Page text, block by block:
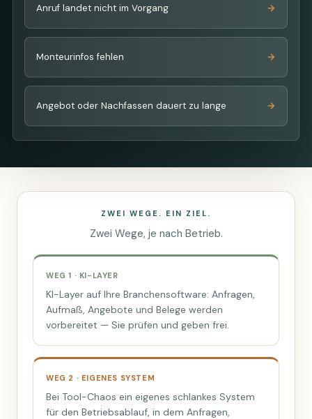
Anruf landet nicht im Vorgang
Monteurinfos fehlen
Angebot oder Nachfassen dauert zu lange
ZWEI WEGE. EIN ZIEL.
Zwei Wege, je nach Betrieb.
WEG 1 · KI-LAYER
KI-Layer auf Ihre Branchensoftware: Anfragen,
Aufmaß, Angebote und Belege werden
vorbereitet — Sie prüfen und geben frei.
WEG 2 · EIGENES SYSTEM
Bei Tool-Chaos ein eigenes schlankes System
für den Betriebsablauf, in dem Anfragen,